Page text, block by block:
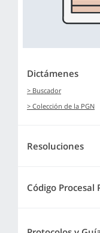
Dictámenes
> Buscador
> Colección de la PGN
Resoluciones
Código